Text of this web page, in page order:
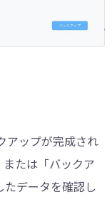
アップが完成され
たは「バックア
データを確認し